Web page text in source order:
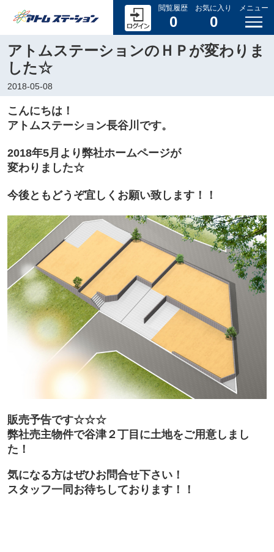
閲覧履歴
0
お気に入り
0
メニュー
アトムステーションのＨＰが変わりま
した☆
2018-05-08
こんにちは！
アトムステーション長谷川です。
2018年5月より弊社ホームページが
変わりました☆
今後ともどうぞ宜しくお願い致します！！
販売予告です☆☆☆
弊社売主物件で谷津２丁目に土地をご用意しまし
た！
気になる方はぜひお問合せ下さい！
スタッフ一同お待ちしております！！